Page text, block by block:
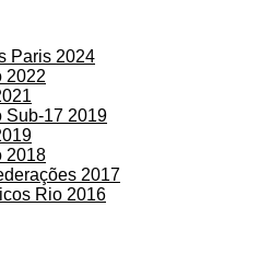
Paris 2024
2022
Sub-17 2019
2018
2017
Rio 2016